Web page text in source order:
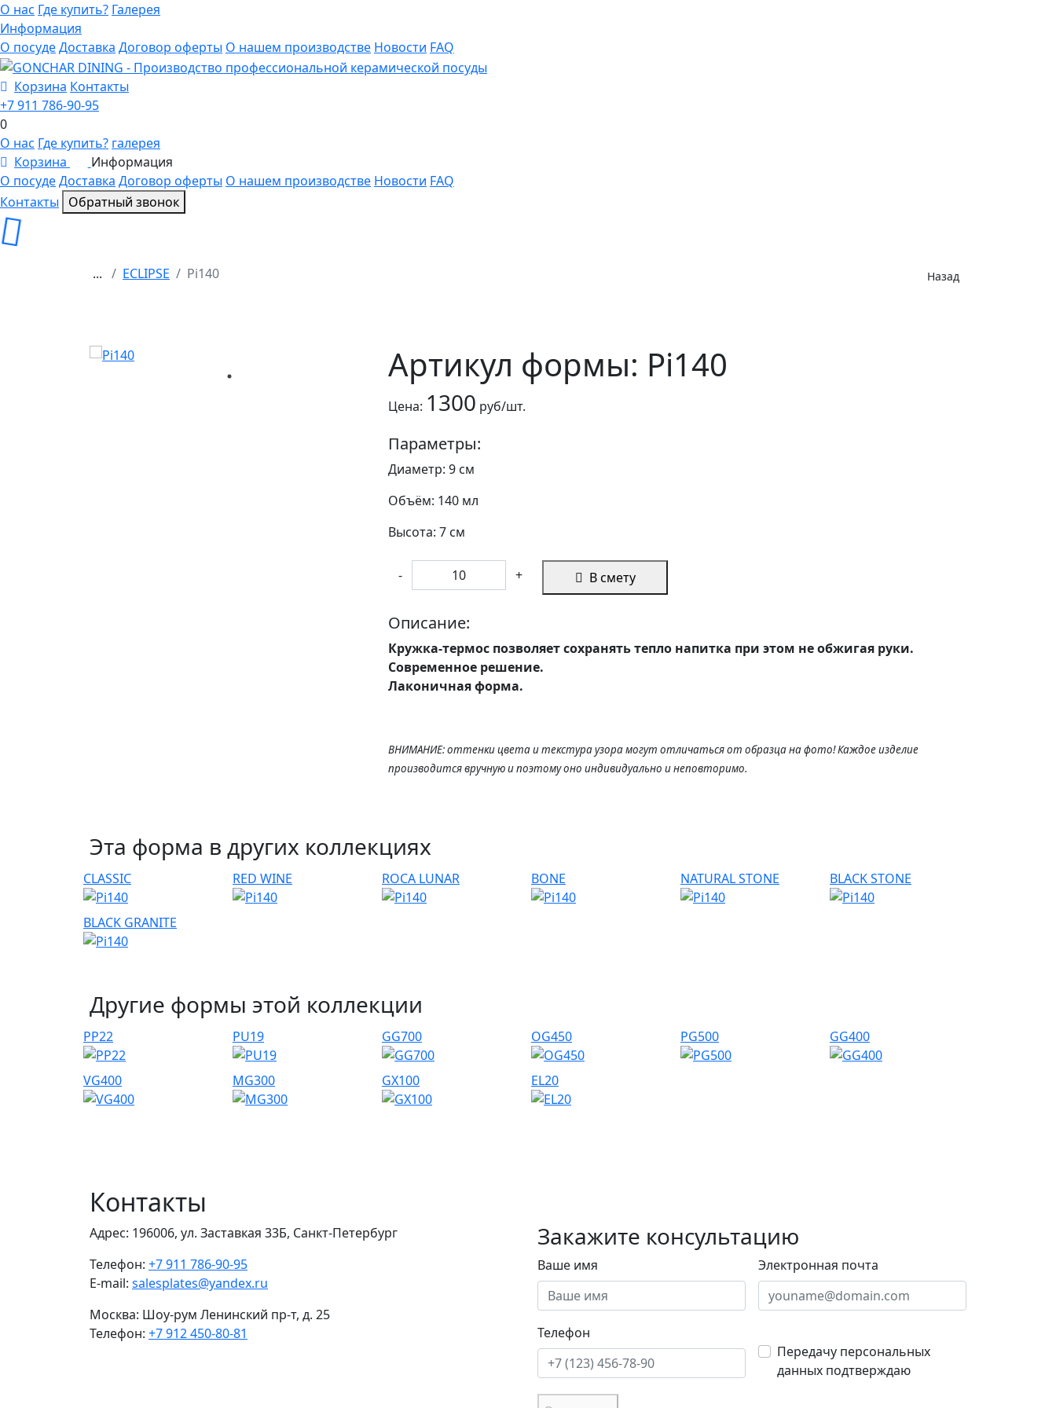
О нас Где купить? Галерея
Информация
О посудеДоставка Договор оферты О нашем производстве Новости FAQ
Корзина Контакты
+7 911 786-90-95
0
О нас Где купить? галерея
Корзина
Информация
О посудеДоставка Договор оферты О нашем производстве Новости FAQ
Контакты
Обратный звонок
... ECLIPSE Pi140 Назад
Артикул формы: Pi140
Цена: 1300 руб/шт.
Параметры:
Диаметр: 9 см
Объём: 140 мл
Высота: 7 см
- + В смету
Описание:
Кружка-термос позволяет сохранять тепло напитка при этом не обжигая руки.
Современное решение.
Лаконичная форма.
ВНИМАНИЕ: оттенки цвета и текстура узора могут отличаться от образца на фото! Каждое изделие
производится вручную и поэтому оно индивидуально и неповторимо.
Эта форма в других коллекциях
CLASSIC RED WINE ROCA LUNAR BONE NATURAL STONE BLACK STONE
BLACK GRANITE
Другие формы этой коллекции
PP22 PU19 GG700 OG450 PG500 GG400
VG400 MG300 GX100 EL20
Контакты
Адрес: 196006, ул. Заставкая 33Б, Санкт-Петербург
Телефон: +7 911 786-90-95
E-mail: salesplates@yandex.ru
Москва: Шоу-рум Ленинский пр-т, д. 25
Телефон: +7 912 450-80-81
Закажите консультацию
Ваше имя Электронная почта
Телефон
Передачу персональных
данных подтверждаю